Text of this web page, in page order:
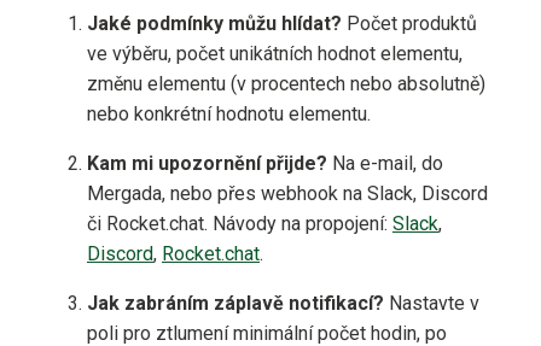
Jaké podmínky můžu hlídat? Počet produktů
ve výběru, počet unikátních hodnot elementu,
změnu elementu (v procentech nebo absolutně)
nebo konkrétní hodnotu elementu.
Kam mi upozornění přijde? Na e-mail, do
Mergada, nebo přes webhook na Slack, Discord
či Rocket.chat. Návody na propojení: Slack,
Discord, Rocket.chat.
Jak zabráním záplavě notifikací? Nastavte v
poli pro ztlumení minimální počet hodin, po